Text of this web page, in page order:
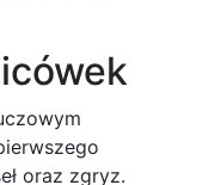
oraz zgryz.